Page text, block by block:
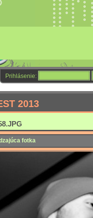
Prihlásenie:
2013
fotka